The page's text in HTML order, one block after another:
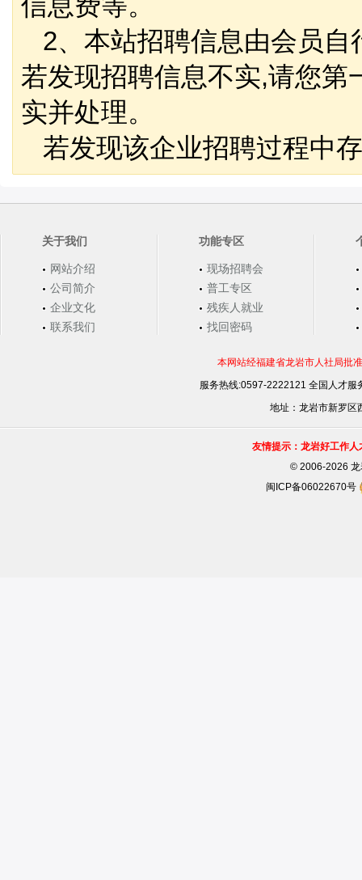
2、本站招聘信息由会员自
若发现招聘信息不实,请您第
实并处理。
若发现该企业招聘过程中
关于我们
网站介绍
公司简介
企业文化
联系我们
功能专区
现场招聘会
普工专区
残疾人就业
找回密码
本网站经福建省龙岩市人社局批
服务热线:0597-2222121 全国人才
地址：龙岩市新罗区
友情提示：龙岩好工作
©2006-2026 龙
闽ICP备06022670号